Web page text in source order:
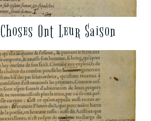
Ont Leur Saison